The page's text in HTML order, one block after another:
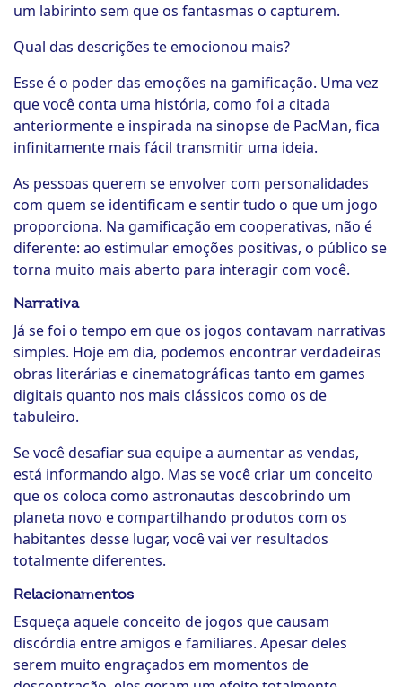
um labirinto sem que os fantasmas o capturem.
Qual das descrições te emocionou mais?
Esse é o poder das emoções na gamificação. Uma vez
que você conta uma história, como foi a citada
anteriormente e inspirada na sinopse de PacMan, fica
infinitamente mais fácil transmitir uma ideia.
As pessoas querem se envolver com personalidades
com quem se identificam e sentir tudo o que um jogo
proporciona. Na gamificação em cooperativas, não é
diferente: ao estimular emoções positivas, o público se
torna muito mais aberto para interagir com você.
Narrativa
Já se foi o tempo em que os jogos contavam narrativas
simples. Hoje em dia, podemos encontrar verdadeiras
obras literárias e cinematográficas tanto em games
digitais quanto nos mais clássicos como os de
tabuleiro.
Se você desafiar sua equipe a aumentar as vendas,
está informando algo. Mas se você criar um conceito
que os coloca como astronautas descobrindo um
planeta novo e compartilhando produtos com os
habitantes desse lugar, você vai ver resultados
totalmente diferentes.
Relacionamentos
Esqueça aquele conceito de jogos que causam
discórdia entre amigos e familiares. Apesar deles
serem muito engraçados em momentos de